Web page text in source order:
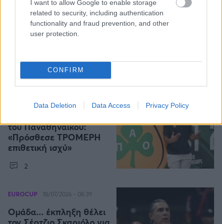
I want to allow Google to enable storage
related to security, including authentication
functionality and fraud prevention, and other
user protection.
CONFIRM
Data Deletion Data Access Privacy Policy
συζητήσεις για τους
Γουίζαρντς»
EUROLEAGUE 18/07/2026 - 09:00
λεπτών της Euroleague
του Παναθηναϊκού:
«Πρόσθεσε ΤΡΟΜΕΡΗ
επιθετική ισχύ»
2
EUROCUP 18/07/2026 - 08:39
Ομάδα... έκπληξη θέλει